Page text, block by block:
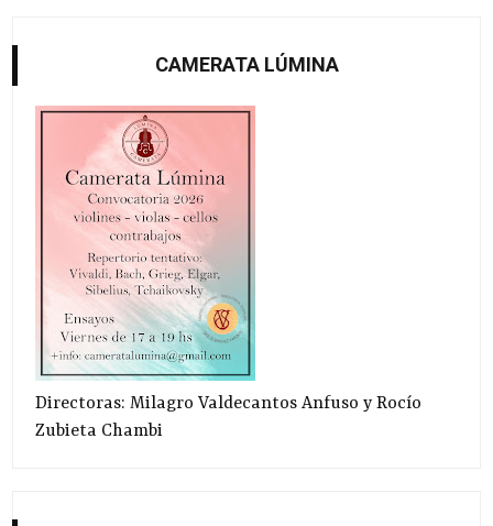
CAMERATA LÚMINA
Directoras: Milagro Valdecantos Anfuso y Rocío
Zubieta Chambi